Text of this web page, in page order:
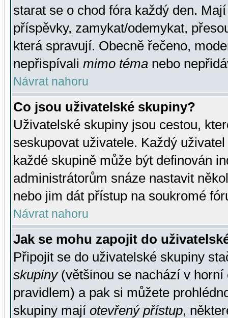
starat se o chod fóra každý den.
příspěvky, zamykat/odemykat,
která spravují. Obecně řečeno,
nepřispívali mimo téma nebo
Návrat nahoru
Co jsou uživatelské skupiny?
Uživatelské skupiny jsou cestou,
seskupovat uživatele. Každý
každé skupině může být definován
administrátorům snáze nastavit
nebo jim dát přístup na soukromé
Návrat nahoru
Jak se mohu zapojit do
Připojit se do uživatelské skupiny
skupiny(většinou se nachází v horní
pravidlem) a pak si můžete
skupiny mají otevřený přístup,